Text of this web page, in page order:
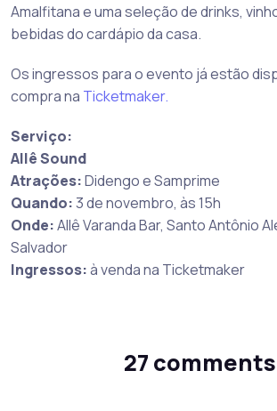
Amalfitana e uma seleção de drinks,
bebidas do cardápio da casa.
Os ingressos para o evento já estão
compra na Ticketmaker.
Serviço:
Allê Sound
Atrações:Didengo e Samprime
Quando:3 de novembro, às 15h
Onde:Allê Varanda Bar, Santo Antônio
Salvador
Ingressos:à venda na Ticketmaker
27 comments